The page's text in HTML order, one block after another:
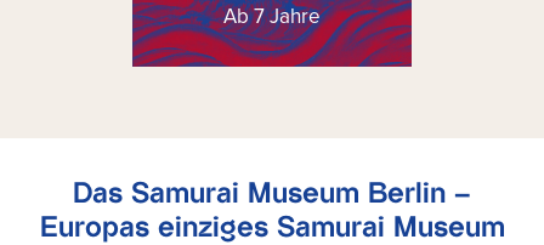
Ab 7 Jahre
Das Samurai Museum Berlin –
Europas einziges Samurai Museum